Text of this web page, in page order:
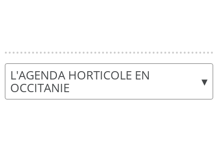
▾
L'AGENDA HORTICOLE EN
OCCITANIE